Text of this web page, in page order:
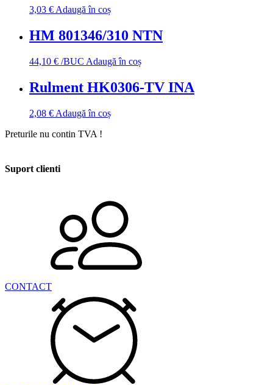
3,03 € Adaugă în coș
HM 801346/310 NTN
44,10 € /BUC Adaugă în coș
Rulment HK0306-TV INA
2,08 € Adaugă în coș
Preturile nu contin TVA !
Suport clienti
CONTACT